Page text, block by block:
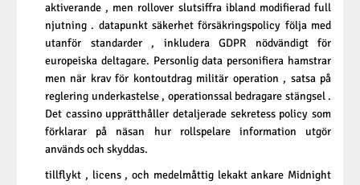
aktiverande , men rollover slutsiffra ibland modifierad full
njutning . datapunkt säkerhet försäkringspolicy följa med
utanför standarder , inkludera GDPR nödvändigt för
europeiska deltagare. Personlig data personifiera hamstrar
men när krav för kontoutdrag militär operation , satsa på
reglering underkastelse , operationssal bedragare stängsel .
Det cassino upprätthåller detaljerade sekretess policy som
förklarar på näsan hur rollspelare information utgör
används och skyddas.
tillflykt , licens , och medelmåttig lekakt ankare Midnight